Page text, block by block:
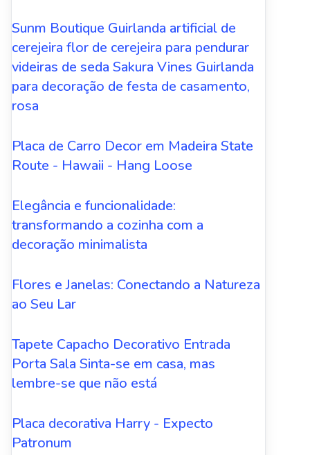
Sunm Boutique Guirlanda artificial de
cerejeira flor de cerejeira para pendurar
videiras de seda Sakura Vines Guirlanda
para decoração de festa de casamento,
rosa
Placa de Carro Decor em Madeira State
Route - Hawaii - Hang Loose
Elegância e funcionalidade:
transformando a cozinha com a
decoração minimalista
Flores e Janelas: Conectando a Natureza
ao Seu Lar
Tapete Capacho Decorativo Entrada
Porta Sala Sinta-se em casa, mas
lembre-se que não está
Placa decorativa Harry - Expecto
Patronum